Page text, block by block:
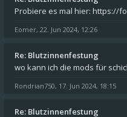
Eomer, 22. Jun 2024, 12:26
Re: Blutzinnenfestung
wo kann ich die mods für
Rondrian750, 17. Jun 2024, 18:15
Re: Blutzinnenfestung